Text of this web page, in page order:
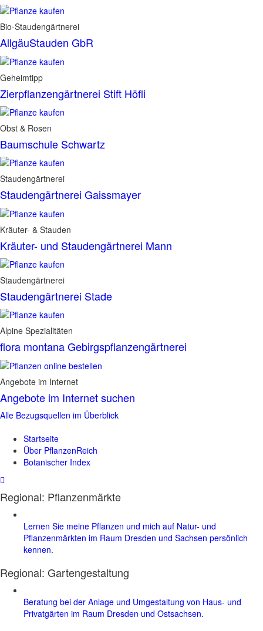
Bio-Staudengärtnerei
AllgäuStauden GbR
Geheimtipp
Zierpflanzengärtnerei Stift Höfli
Obst & Rosen
Baumschule Schwartz
Staudengärtnerei
Staudengärtnerei Gaissmayer
Kräuter- & Stauden
Kräuter- und Staudengärtnerei Mann
Staudengärtnerei
Staudengärtnerei Stade
Alpine Spezialitäten
flora montana Gebirgspflanzengärtnerei
Angebote im Internet
Angebote im Internet suchen
Alle Bezugsquellen im Überblick
Startseite
Über PflanzenReich
Botanischer Index
Regional: Pflanzenmärkte
Lernen Sie meine Pflanzen und mich auf Natur- und
Pflanzenmärkten im Raum Dresden und Sachsen persönlich
kennen.
Regional: Gartengestaltung
Beratung bei der Anlage und Umgestaltung von Haus- und
Privatgärten im Raum Dresden und Ostsachsen.